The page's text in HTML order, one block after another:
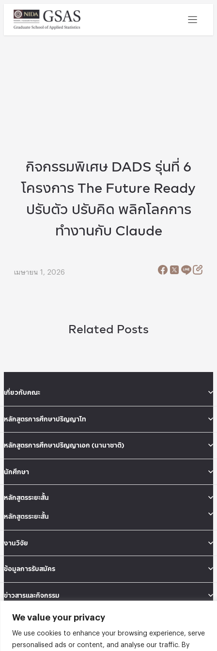
We value your privacy
We use cookies to enhance your browsing experience, serve
personalised ads or content, and analyse our traffic. By
กิจกรรมพิเศษ DADS รุ่นที่ 6
โครงการ The Future Ready
ปรับตัว ปรับคิด พลิกโลกการ
ทำงานกับ Claude
เมษายน 1, 2026
Related Posts
เกี่ยวกับคณะ
หลักสูตรการศึกษาปริญญาโท
หลักสูตรการศึกษาปริญญาเอก (นานาชาติ)
นักศึกษา
หลักสูตรระยะสั้น
หลักสูตรระยะสั้น
งานวิจัย
ข้อมูลการรับสมัคร
ข่าวสารและกิจกรรม
คณะสถิติประยุกต์ อาคารนวมินทราธิราช ชั้น 12 เลขที่ 148 ถนนเสรีไทย แขวงคลองจั่น
เขตบางกะปิ กรุงเทพมหานคร 10240
Fax: 02-374-4061